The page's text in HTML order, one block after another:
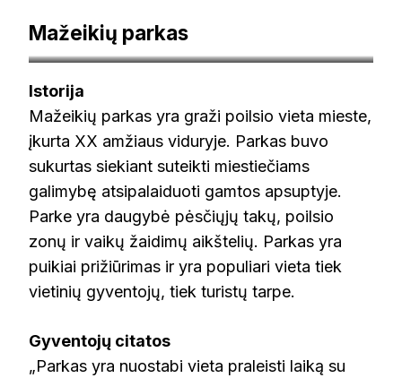
Mažeikių parkas
Istorija
Mažeikių parkas yra graži poilsio vieta mieste,
įkurta XX amžiaus viduryje. Parkas buvo
sukurtas siekiant suteikti miestiečiams
galimybę atsipalaiduoti gamtos apsuptyje.
Parke yra daugybė pėsčiųjų takų, poilsio
zonų ir vaikų žaidimų aikštelių. Parkas yra
puikiai prižiūrimas ir yra populiari vieta tiek
vietinių gyventojų, tiek turistų tarpe.
Gyventojų citatos
„Parkas yra nuostabi vieta praleisti laiką su